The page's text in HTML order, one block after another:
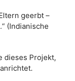
geerbt –
(Indianische
dieses Projekt,